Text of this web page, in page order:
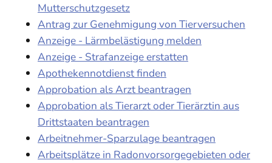
Mutterschutzgesetz
Antrag zur Genehmigung von Tierversuchen
Anzeige - Lärmbelästigung melden
Anzeige - Strafanzeige erstatten
Apothekennotdienst finden
Approbation als Arzt beantragen
Approbation als Tierarzt oder Tierärztin aus
Drittstaaten beantragen
Arbeitnehmer-Sparzulage beantragen
Arbeitsplätze in Radonvorsorgegebieten oder